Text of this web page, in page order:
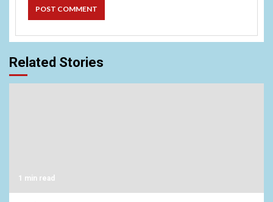
Related Stories
1 min read